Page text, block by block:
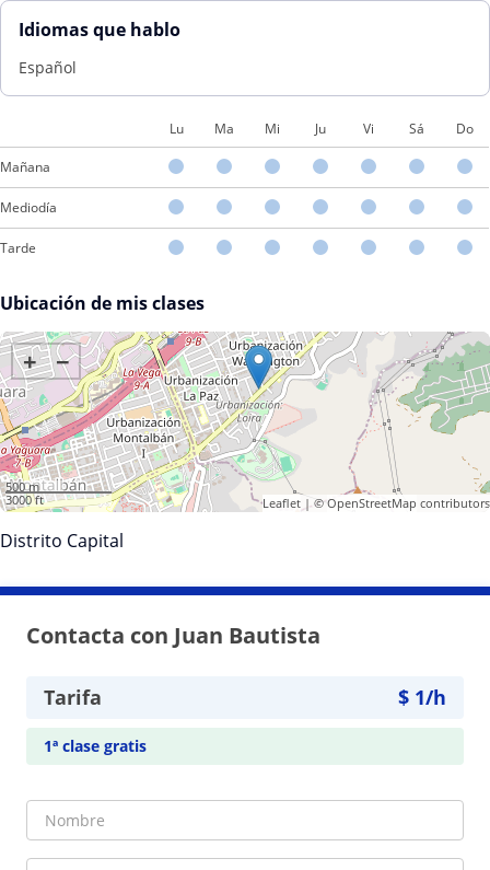
Idiomas que hablo
Español
Lu Ma Mi Ju Vi Sá Do
Mañana
Mediodía
Tarde
Ubicación de mis clases
+ −
500 m
3000 ft
Leaflet| ©OpenStreetMap contributors
Distrito Capital
Contacta con Juan Bautista
Tarifa $ 1/h
1ª clase gratis